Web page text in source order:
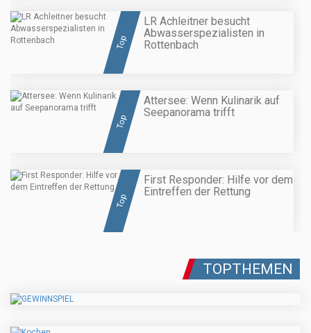
Top
LR Achleitner besucht
Abwasserspezialisten in
Rottenbach
Top
Attersee: Wenn Kulinarik auf
Seepanorama trifft
Top
First Responder: Hilfe vor dem
Eintreffen der Rettung
TOPTHEMEN